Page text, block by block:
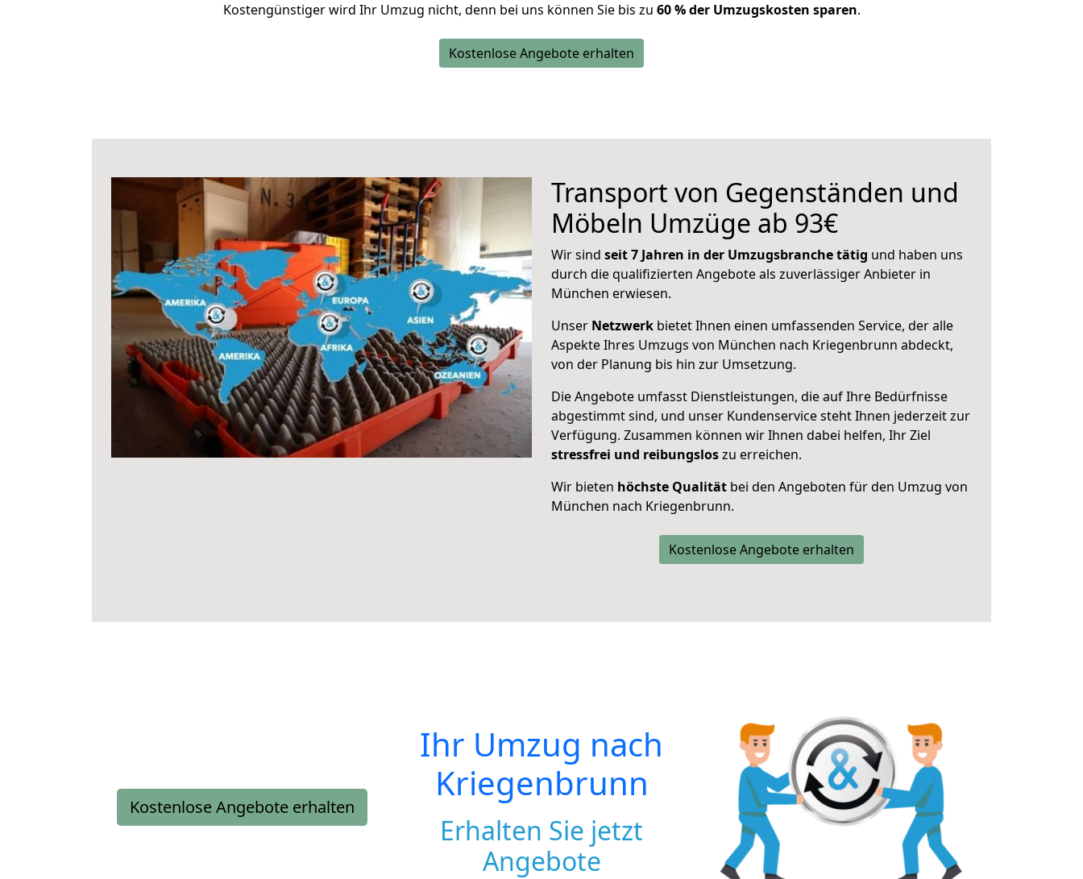
Kostengünstiger wird Ihr Umzug nicht, denn bei uns können Sie bis zu 60 % der Umzugskosten sparen.
Kostenlose Angebote erhalten
Transport von Gegenständen und
Möbeln Umzüge ab 93€
Wir sind seit 7 Jahren in der Umzugsbranche tätig und haben uns
durch die qualifizierten Angebote als zuverlässiger Anbieter in
München erwiesen.
Unser Netzwerk bietet Ihnen einen umfassenden Service, der alle
Aspekte Ihres Umzugs von München nach Kriegenbrunn abdeckt,
von der Planung bis hin zur Umsetzung.
Die Angebote umfasst Dienstleistungen, die auf Ihre Bedürfnisse
abgestimmt sind, und unser Kundenservice steht Ihnen jederzeit zur
Verfügung. Zusammen können wir Ihnen dabei helfen, Ihr Ziel
stressfrei und reibungsloszu erreichen.
Wir bieten höchste Qualität bei den Angeboten für den Umzug von
München nach Kriegenbrunn.
Kostenlose Angebote erhalten
Kostenlose Angebote erhalten
Ihr Umzug nach
Kriegenbrunn
Erhalten Sie jetzt
Angebote